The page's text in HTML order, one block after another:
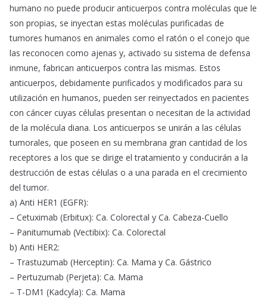
humano no puede producir anticuerpos contra moléculas que le
son propias, se inyectan estas moléculas purificadas de
tumores humanos en animales como el ratón o el conejo que
las reconocen como ajenas y, activado su sistema de defensa
inmune, fabrican anticuerpos contra las mismas. Estos
anticuerpos, debidamente purificados y modificados para su
utilización en humanos, pueden ser reinyectados en pacientes
con cáncer cuyas células presentan o necesitan de la actividad
de la molécula diana. Los anticuerpos se unirán a las células
tumorales, que poseen en su membrana gran cantidad de los
receptores a los que se dirige el tratamiento y conducirán a la
destrucción de estas células o a una parada en el crecimiento
del tumor.
a) Anti HER1 (EGFR):
– Cetuximab (Erbitux): Ca. Colorectal y Ca. Cabeza-Cuello
– Panitumumab (Vectibix): Ca. Colorectal
b) Anti HER2:
– Trastuzumab (Herceptin): Ca. Mama y Ca. Gástrico
– Pertuzumab (Perjeta): Ca. Mama
– T-DM1 (Kadcyla): Ca. Mama